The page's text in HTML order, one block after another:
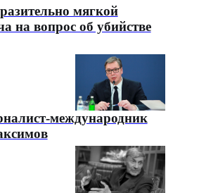
мягкой
на вопрос об убийстве
международник